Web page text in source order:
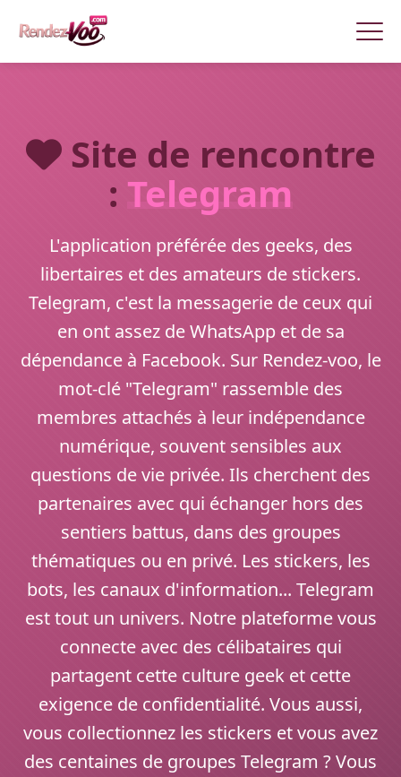
Site de rencontre
: Telegram
L'application préférée des geeks, des
libertaires et des amateurs de stickers.
Telegram, c'est la messagerie de ceux qui
en ont assez de WhatsApp et de sa
dépendance à Facebook. Sur Rendez-voo, le
mot-clé "Telegram" rassemble des
membres attachés à leur indépendance
numérique, souvent sensibles aux
questions de vie privée. Ils cherchent des
partenaires avec qui échanger hors des
sentiers battus, dans des groupes
thématiques ou en privé. Les stickers, les
bots, les canaux d'information... Telegram
est tout un univers. Notre plateforme vous
connecte avec des célibataires qui
partagent cette culture geek et cette
exigence de confidentialité. Vous aussi,
vous collectionnez les stickers et vous avez
des centaines de groupes Telegram ? Vous